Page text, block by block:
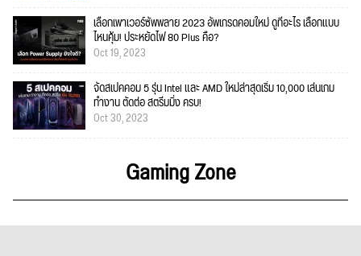
เลือกเพาเวอร์ซัพพลาย 2023 อัพเกรดคอมใหม่ ดูที่อะไร เลือกแบบ
ไหนคุ้ม! ประหยัดไฟ 80 Plus คือ?
Oct 19, 2023
จัดสเปคคอม 5 รุ่น Intel และ AMD ใหม่ล่าสุดเริ่ม 10,000 เล่นเกม
ทำงาน ตัดต่อ สตรีมมิ่ง ครบ!
Oct 30, 2023
Gaming Zone